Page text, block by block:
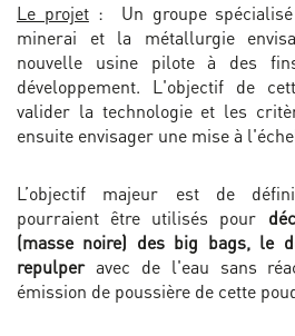
Le projet: Un groupe
minerai et la métallurgie
nouvelle usine pilote à des
développement. L'objectif de
valider la technologie et les
ensuite envisager une mise à
L’objectif majeur est de
pourraient être utilisés pour
(masse noire) des big bags, le
repulper avec de l'eau sans
émission de poussière de cette